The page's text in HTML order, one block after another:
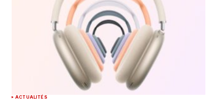
ACTUALITÉS